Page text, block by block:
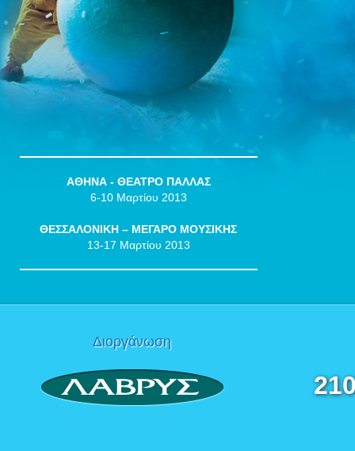
ΑΘΗΝΑ - ΘΕΑΤΡΟ ΠΑΛΛΑΣ
6-10 Μαρτίου 2013
ΘΕΣΣΑΛΟΝΙΚΗ – ΜΕΓΑΡΟ ΜΟΥΣΙΚΗΣ
13-17 Μαρτίου 2013
Διοργάνωση